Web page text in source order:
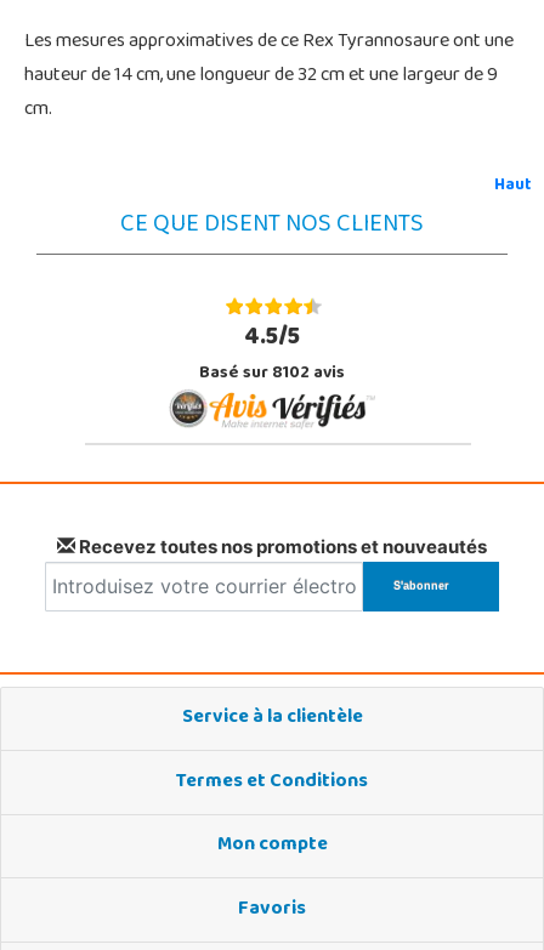
Les mesures approximatives de ce Rex Tyrannosaure ont une
hauteur de 14 cm, une longueur de 32 cm et une largeur de 9
cm.
Haut
CE QUE DISENT NOS CLIENTS
4.5/5
Basé sur 8102 avis
Recevez toutes nos promotions et nouveautés
Service à la clientèle
Termes et Conditions
Mon compte
Favoris